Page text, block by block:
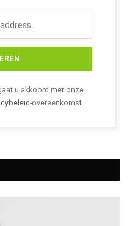
u akkoord met onze
-overeenkomst.